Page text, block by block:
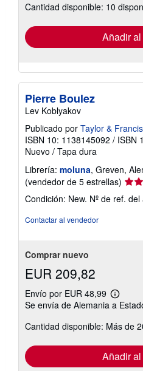
las
tarifas
envío
Cantidad disponible: 10
Añadir
Pierre Boulez
Lev Koblyakov
Publicado por Taylor & Francis
ISBN 10: 1138145092 / ISBN
Nuevo / Tapa dura
Librería: moluna, Greven,
(vendedor de 5 estrellas)
del
Condición: New. Nº de ref.
Contactar al vendedor
Comprar nuevo
EUR 209,82
Envío por EUR 48,99
Más
las
envío
Se envía de Alemania a
Cantidad disponible: Más de
Añadir